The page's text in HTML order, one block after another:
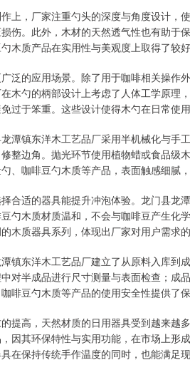
上，厂家注重勺头的深度与角度设计，
伤。此外，木材的天然透气性也有助于
木质产品在实用性与美观度上取得了较好
泛的应用场景。除了用于咖啡相关操作
木勺的柄部设计上考虑了人体工学原理
过于笨重。这些设计使得木勺在日常使用
潭镇东洋木工艺品厂采用半机械化与手
整边角。抛光环节使用植物蜡或食品级
、咖啡豆勺木质等产品，表面触感细腻
合适的器具能提升冲泡体验。龙门县龙
勺木质材质温和，不会与咖啡豆产生化
木质器具系列，体现出厂家对用户需求的
镇东洋木工艺品厂建立了从原料入库到
对半成品进行尺寸测量与表面检查；成
啡豆勺木质等产品的使用安全性提供了保
提高，天然材质的日用器具受到越来越
因其环保特性与实用功能，在市场上形
在保持传统手作温度的同时，也能满足